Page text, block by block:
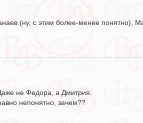
(ну, с этим более-менее понятно),
не Федора, а Дмитрия.
непонятно, зачем??